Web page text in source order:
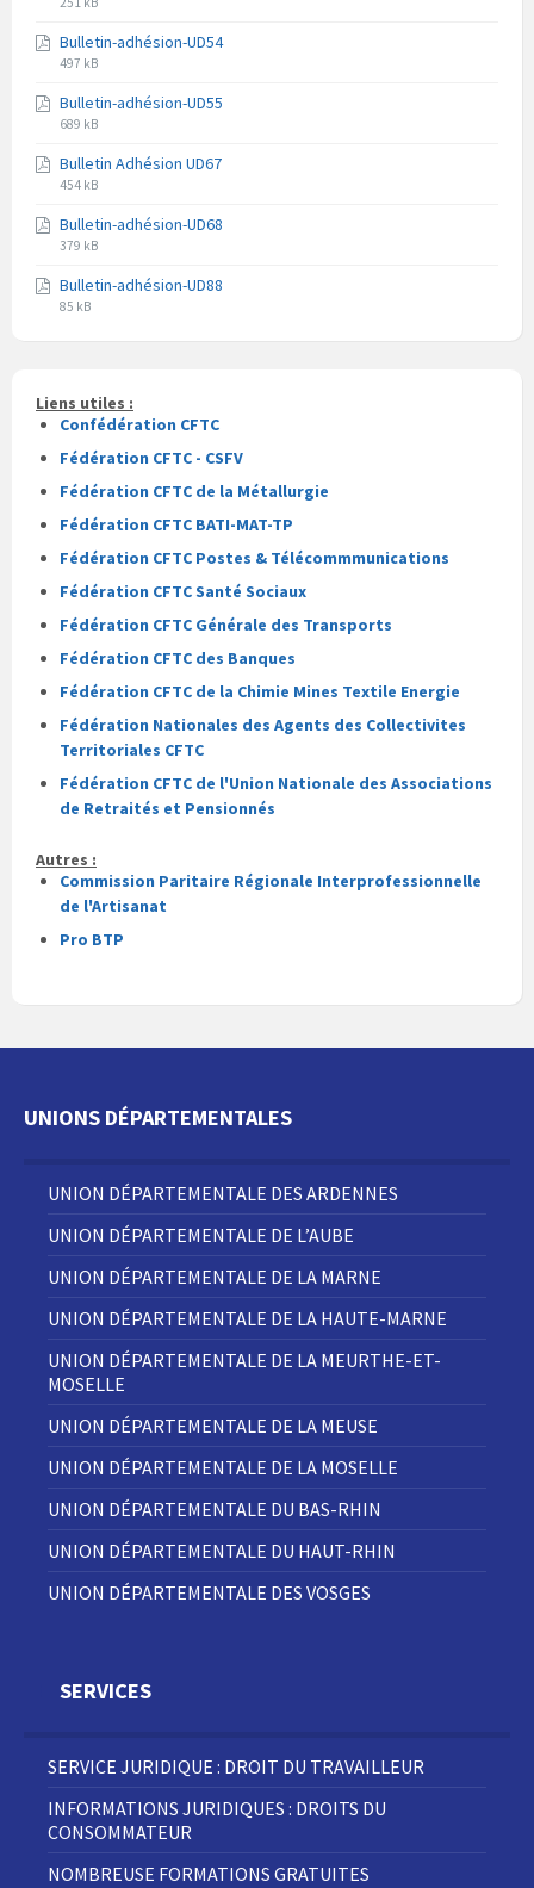
fichier
pdf
fichier
Bulletin-adhésion-UD54
Extension
fichier
pdf
Taille
fichier
497 kB
Bulletin-adhésion-UD55
Extension
fichier
pdf
Taille
fichier
689 kB
Bulletin Adhésion UD67
Extension
fichier
pdf
Taille
fichier
454 kB
Bulletin-adhésion-UD68
Extension
fichier
pdf
Taille
fichier
379 kB
Bulletin-adhésion-UD88
Extension
fichier
Taille
fichier
85 kB
Liens utiles :
Confédération CFTC
Fédération CFTC - CSFV
Fédération CFTC de la Métallurgie
Fédération CFTC BATI-MAT-TP
Fédération CFTC Postes & Télécommmunications
Fédération CFTC Santé Sociaux
Fédération CFTC Générale des Transports
Fédération CFTC des Banques
Fédération CFTC de la Chimie Mines Textile Energie
Fédération Nationales des Agents des Collectivites
Territoriales CFTC
Fédération CFTC de l'Union Nationale des Associations
de Retraités et Pensionnés
Autres :
Commission Paritaire Régionale Interprofessionnelle
de l'Artisanat
Pro BTP
UNIONS DÉPARTEMENTALES
UNION DÉPARTEMENTALE DES ARDENNES
UNION DÉPARTEMENTALE DE L’AUBE
UNION DÉPARTEMENTALE DE LA MARNE
UNION DÉPARTEMENTALE DE LA HAUTE-MARNE
UNION DÉPARTEMENTALE DE LA MEURTHE-ET-
MOSELLE
UNION DÉPARTEMENTALE DE LA MEUSE
UNION DÉPARTEMENTALE DE LA MOSELLE
UNION DÉPARTEMENTALE DU BAS-RHIN
UNION DÉPARTEMENTALE DU HAUT-RHIN
UNION DÉPARTEMENTALE DES VOSGES
SERVICES
SERVICE JURIDIQUE : DROIT DU TRAVAILLEUR
INFORMATIONS JURIDIQUES : DROITS DU
CONSOMMATEUR
NOMBREUSE FORMATIONS GRATUITES